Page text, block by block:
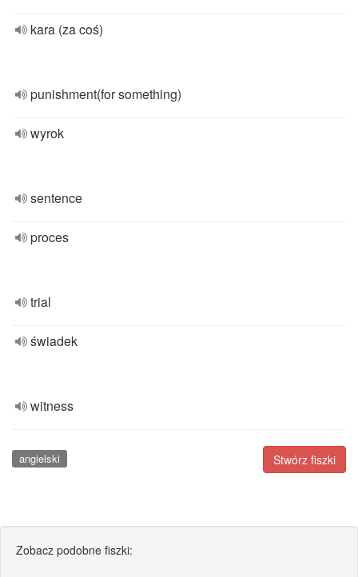
kara (za coś)
punishment(for something)
wyrok
sentence
proces
trial
świadek
witness
Stwórz fiszki
angielski
Zobacz podobne fiszki: